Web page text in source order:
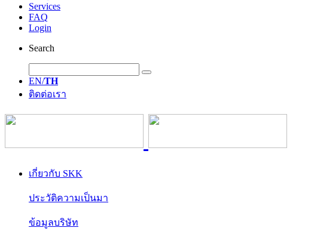
Services
FAQ
Login
Search
EN/TH
ติดต่อเรา
เกี่ยวกับ SKK
ประวัติความเป็นมา
ข้อมูลบริษัท